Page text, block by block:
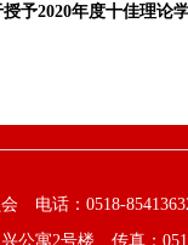
予2020年度十佳理论
电话：0518-
公寓2号楼 传真：